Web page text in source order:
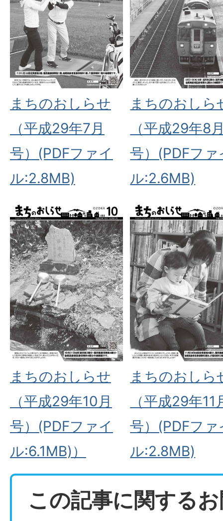
まちのおしらせ
（平成29年7月
号）(PDFファイ
ル:2.8MB)
まちのおしら
（平成29年8
号）(PDFファ
ル:2.6MB)
まちのおしらせ
（平成29年10月
号）(PDFファイ
ル:6.1MB)）
まちのおしら
（平成29年11
号）(PDFファ
ル:2.8MB)
この記事に関する